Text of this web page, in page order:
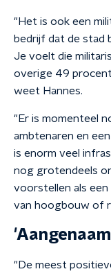
"Het is ook een
bedrijf dat de stad
Je voelt die
overige 49
weet Hannes.
"Er is momenteel
ambtenaren en
is enorm veel
nog grotendeels
voorstellen als
van hoogbouw of
"De meest